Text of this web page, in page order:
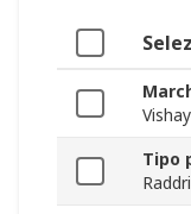
Vishay
Tipo